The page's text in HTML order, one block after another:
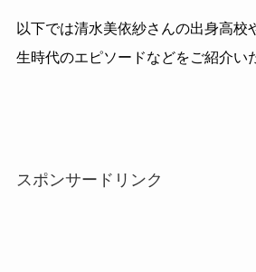
以下では清水美依紗さんの出身高校
生時代のエピソードなどをご紹介い
スポンサードリンク